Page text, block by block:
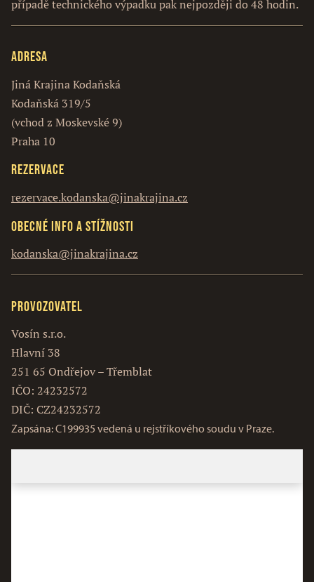
případě technického výpadku pak nejpozději do 48 hodin.
Adresa
Jiná Krajina Kodaňská
Kodaňská 319/5
(vchod z Moskevské 9)
Praha 10
Rezervace
rezervace.kodanska@jinakrajina.cz
Obecné info a stížnosti
kodanska@jinakrajina.cz
Provozovatel
Vosín s.r.o.
Hlavní 38
251 65 Ondřejov – Třemblat
IČO: 24232572
DIČ: CZ24232572
Zapsána: C199935 vedená u rejstříkového soudu v Praze.